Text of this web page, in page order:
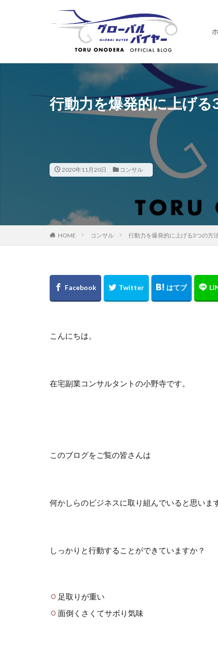
行動力を爆発的に上げる
2020年11月20日 コンサル
HOME コンサル 行動力を爆発的に上げる3つの方
こんにちは。
在宅副業コンサルタントの小野寺です。
このブログをご覧の皆さんは
何かしらのビジネスに取り組んでいると思いま
しっかりと行動することができていますか？
足取りが重い
面倒くさくてサボり気味